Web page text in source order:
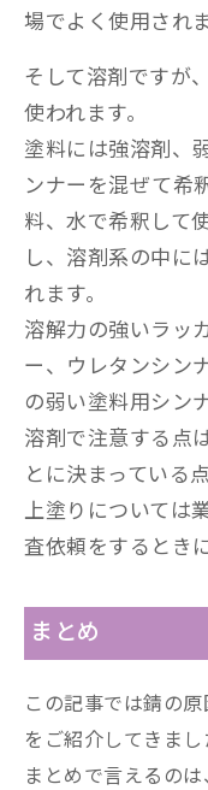
場でよく使用されま
そして溶剤ですが
使われます。
塗料には強溶剤、
ンナーを混ぜて希
料、水で希釈して
し、溶剤系の中に
れます。
溶解力の強いラッ
ー、ウレタンシン
の弱い塗料用シン
溶剤で注意する点
とに決まっている点
上塗りについては
査依頼をするとき
まとめ
この記事では錆の
をご紹介してきまし
まとめで言えるの